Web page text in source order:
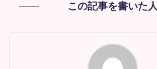
この記事を書いた人